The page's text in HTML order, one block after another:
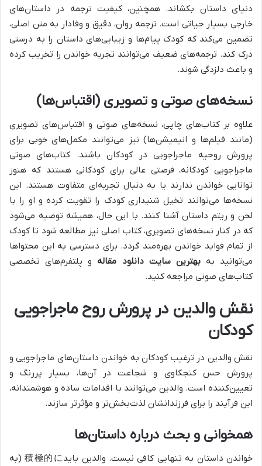
دنیای داستان بکشاند. همچنین، کیفیت ترجمه در داستان‌های
خارجی بسیار حیاتی است. ترجمه روان، دقیق و وفادار به متن اصلی،
تضمین می‌کند که کودک پیام‌ها و زیبایی‌های داستان را به درستی
درک کند. ترجمه‌های ضعیف می‌توانند تجربه خواندن را تخریب کرده
و باعث دلزدگی شوند.
نسخه‌های صوتی و تصویری (اقتباس‌ها)
علاوه بر کتاب‌های چاپی، نسخه‌های صوتی و اقتباس‌های تصویری
(مانند فیلم‌ها و انیمیشن‌ها) نیز می‌توانند مکمل‌های خوبی برای
پرورش روحیه ماجراجویی در کودکان باشند. کتاب‌های صوتی
ماجراجویی کودکانه، فرصتی عالی برای کودکانی هستند که هنوز
توانایی خواندن ندارند یا به دنبال تجربه‌ای متفاوت هستند. این
نسخه‌ها می‌توانند تخیل شنیداری کودک را تقویت کرده و او را با
لحن و ریتم داستان آشنا کنند. با این حال، همیشه توصیه می‌شود
که در کنار نسخه‌های تصویری، کتاب اصلی نیز مطالعه شود تا کودک
از تمام فواید خواندن بهره‌مند گردد. برای دسترسی به این محتواها
می‌توانید بهبهترین سایت دانلود مقاله و پلتفرم‌های تخصصی
کتاب‌های صوتی مراجعه کنید.
نقش والدین در پرورش روح ماجراجویی
کودکان
نقش والدین در ترغیب کودکان به خواندن داستان‌های ماجراجویی و
پرورش حس کنجکاوی و شجاعت در آن‌ها، بسیار پررنگ و
تعیین‌کننده است. والدین می‌توانند با اقدامات ساده و هوشمندانه،
این فرآیند را برای فرزندانشان لذت‌بخش‌تر و مؤثرتر سازند.
همخوانی و بحث درباره داستان‌ها
خواندن داستان به تنهایی کافی نیست. والدین باید積極的に (به